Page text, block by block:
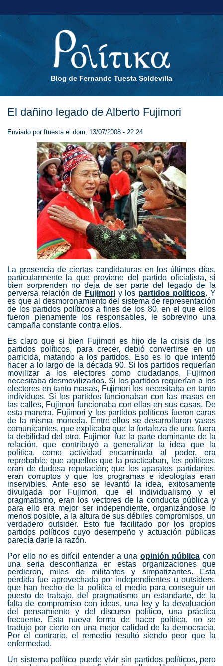
Blog de Fernando Tuesta Soldevilla
El dañino legado de Alberto Fujimori
Enviado por ftuestael dom, 13/07/2008 - 22:24
La presencia de ciertas candidaturas en los últimos días,
particularmente la que proviene del partido oficialista, si
bien sorprenden no deja de ser parte del legado de la
perversa relación de Fujimoriy los partidos políticos. Y
es que al desmoronamiento del sistema de representación
de los partidos políticos a fines de los 80, en el que ellos
fueron plenamente los responsables, le sobrevino una
campaña constante contra ellos.
Es claro que si bien Fujimori es hijo de la crisis de los
partidos políticos, para crecer, debió convertirse en un
parricida, matando a los partidos. Eso es lo que intentó
hacer a lo largo de la década 90. Si los partidos requerían
movilizar a los electores como ciudadanos, Fujimori
necesitaba desmovilizarlos. Si los partidos requerían a los
electores en tanto masas, Fujimori los necesitaba en tanto
individuos. Si los partidos funcionaban con las masas en
las calles, Fujimori funcionaba con ellas en sus casas. De
esta manera, Fujimori y los partidos políticos fueron caras
de la misma moneda. Entre ellos se desarrollaron vasos
comunicantes, que explicaba que la fortaleza de uno, fuera
la debilidad del otro. Fujimori fue la parte dominante de la
relación, que contribuyó a generalizar la idea que la
política, como actividad encaminada al poder, era
reprobable; que aquellos que la practicaban, los políticos,
eran de dudosa reputación; que los aparatos partidarios,
eran corruptos y que los programas e ideologías eran
inservibles. Ante eso se levantó la idea, exitosamente
divulgada por Fujimori, que el individualismo y el
pragmatismo, eran los vectores de la conducta pública y
para ello era mejor ser independiente, organizándose lo
menos posible, a la altura de sus débiles compromisos, un
verdadero outsider. Esto fue facilitado por los propios
partidos políticos cuyo desempeño y actuación públicas
parecía darle la razón.
Por ello no es difícil entender a una opinión pública con
una seria desconfianza en estas organizaciones que
perdieron, miles de militantes y simpatizantes. Esta
pérdida fue aprovechada por independientes u outsiders,
que han hecho de la política el medio para conseguir un
puesto de trabajo, del pragmatismo un estandarte, de la
falta de compromiso con ideas, una ley y la devaluación
del pensamiento y del discurso político, una práctica
frecuente. Esta nueva forma de hacer política, no se
tradujo por cierto en una mejor calidad de la democracia.
Por el contrario, el remedio resultó siendo peor que la
enfermedad.
Un sistema político puede vivir sin partidos políticos, pero